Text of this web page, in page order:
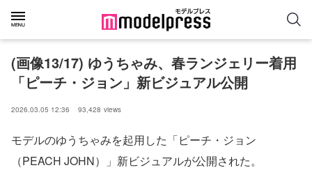
(画像13/17) ゆうちゃみ、春ランジェリー着用
「ピーチ・ジョン」新ビジュアル公開
2026.03.05 12:36 93,428 views
モデルのゆうちゃみを起用した「ピーチ・ジョン
（PEACH JOHN）」新ビジュアルが公開された。